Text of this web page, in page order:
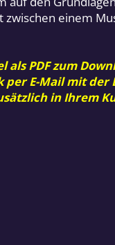
einem
PDF zum
per E-Mail mit
in Ihrem